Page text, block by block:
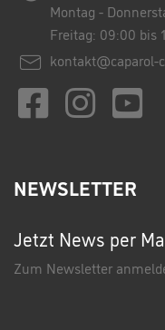
Montag -
Freitag: 09:00 bis
kontakt@caparol-
NEWSLETTER
Jetzt News per
Zum Newsletter